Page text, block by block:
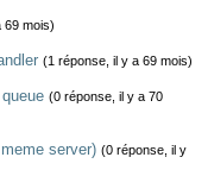
69 mois)
(1 réponse, il y a 69 mois)
(0 réponse, il y a 70
server) (0 réponse, il y